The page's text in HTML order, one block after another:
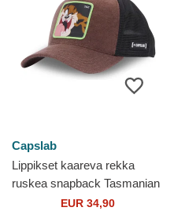
Capslab
Lippikset kaareva rekka
ruskea snapback Tasmanian
piru Looney Tunes Capslab
EUR 34,90